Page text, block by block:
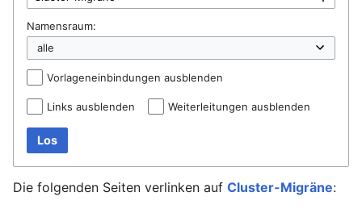
Namensraum:
Vorlageneinbindungen ausblenden
Links ausblenden Weiterleitungen ausblenden
Los
Die folgenden Seiten verlinken auf Cluster-Migräne: